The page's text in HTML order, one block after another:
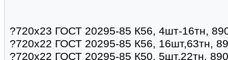
?720х23 ГОСТ 20295-85 К56, 4шт-16тн,
?720х22 ГОСТ 20295-85 К56, 16шт,63тн,
?720х22 ГОСТ 20295-85 К50, 5шт,22тн,